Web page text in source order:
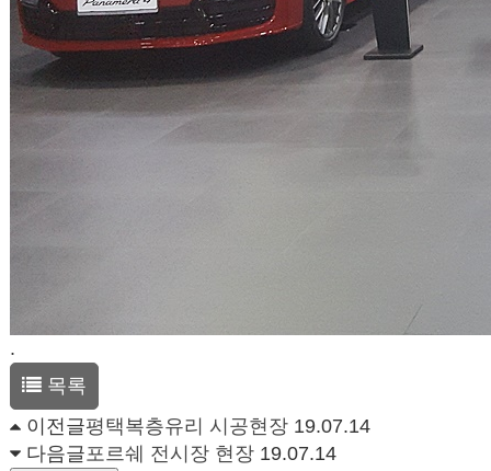
.
목록
이전글평택복층유리 시공현장 19.07.14
다음글포르쉐 전시장 현장 19.07.14